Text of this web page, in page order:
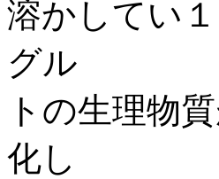
溶かしてい
グル
トの生理物
化し